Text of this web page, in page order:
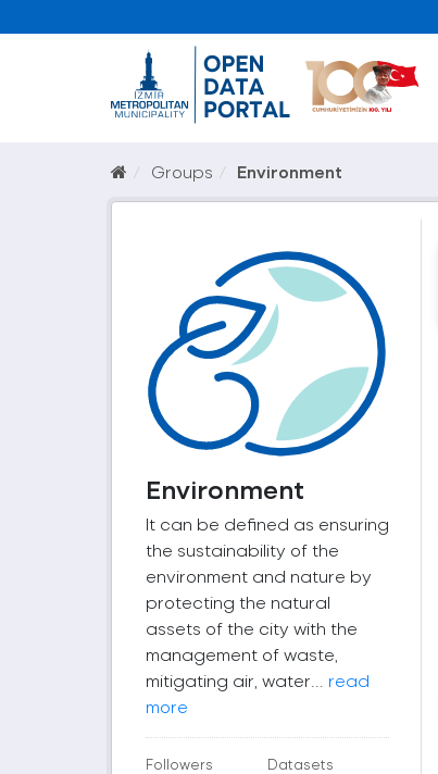
Groups Environment
Environment
It can be defined as ensuring
the sustainability of the
environment and nature by
protecting the natural
assets of the city with the
management of waste,
mitigating air, water... read
more
Followers Datasets